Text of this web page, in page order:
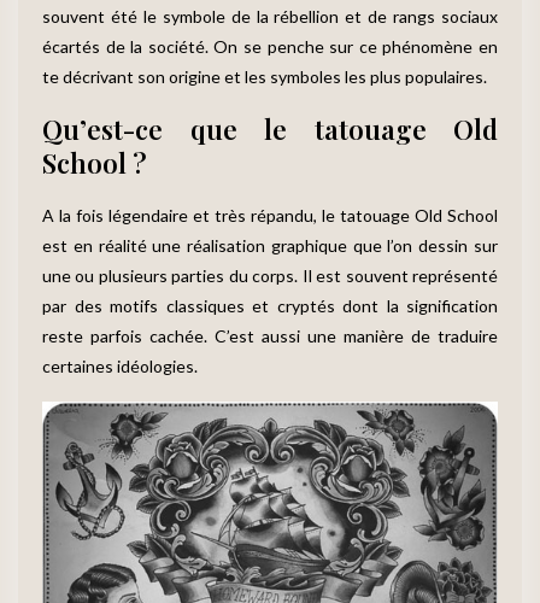
souvent été le symbole de la rébellion et de rangs sociaux
écartés de la société. On se penche sur ce phénomène en
te décrivant son origine et les symboles les plus populaires.
Qu’est-ce que le tatouage Old
School ?
A la fois légendaire et très répandu, le tatouage Old School
est en réalité une réalisation graphique que l’on dessin sur
une ou plusieurs parties du corps. Il est souvent représenté
par des motifs classiques et cryptés dont la signification
reste parfois cachée. C’est aussi une manière de traduire
certaines idéologies.